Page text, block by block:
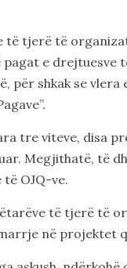
të tjerë të
pagat e drejtuesve
për shkak se
tre viteve, disa
Megjithatë, të
OJQ-ve.
të tjerë të
në projektet